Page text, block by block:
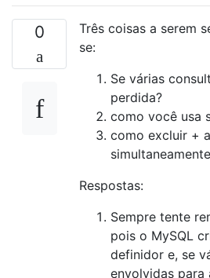
0
Três coisas a serem
se:
Se várias
perdida?
como você usa
como excluir +
Respostas:
Sempre tente
pois o MySQL
definidor e, se
envolvidas para